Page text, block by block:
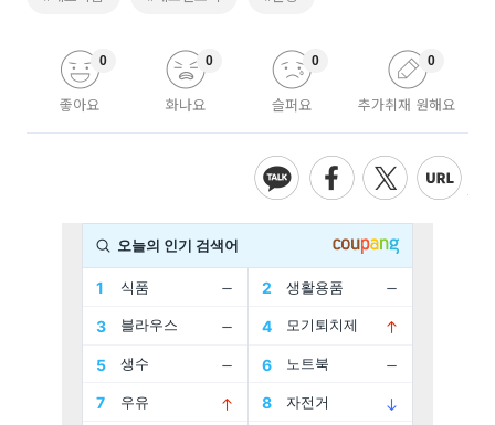
좋아요
0
화나요
0
슬퍼요
0
추가취재 원해요
0